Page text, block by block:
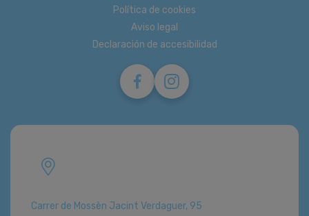
Política de cookies
Aviso legal
Declaración de accesibilidad
Carrer de Mossèn Jacint Verdaguer, 95